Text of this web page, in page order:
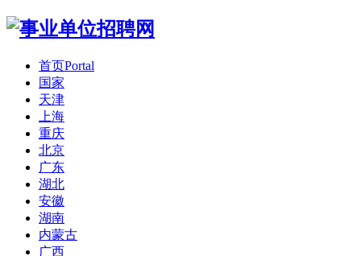
首页Portal
国家
天津
上海
重庆
北京
广东
湖北
安徽
湖南
内蒙古
广西